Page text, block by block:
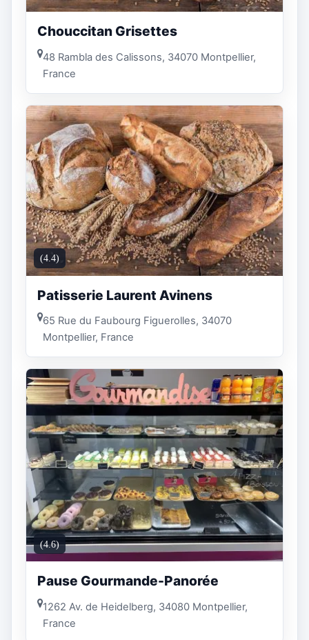
Chouccitan Grisettes
48 Rambla des Calissons, 34070 Montpellier,
France
(4.4)
Patisserie Laurent Avinens
65 Rue du Faubourg Figuerolles, 34070
Montpellier, France
(4.6)
Pause Gourmande-Panorée
1262 Av. de Heidelberg, 34080 Montpellier,
France